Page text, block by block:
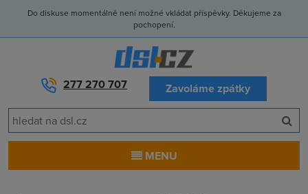
Do diskuse momentálně není možné vkládat příspěvky. Děkujeme za
pochopení.
277 270 707 Zavoláme zpátky
MENU